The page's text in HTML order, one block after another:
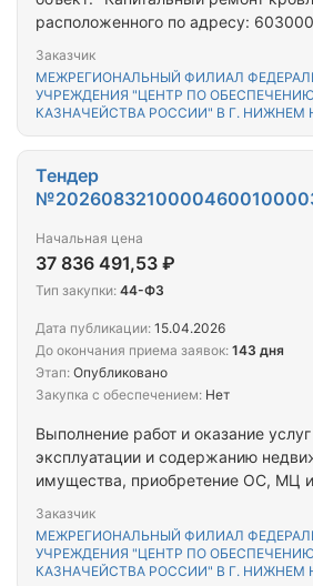
расположенного по адресу:
Грузинская, д. 22" (УФК НН)
Заказчик
МЕЖРЕГИОНАЛЬНЫЙ ФИЛИАЛ
УЧРЕЖДЕНИЯ "ЦЕНТР ПО
КАЗНАЧЕЙСТВА РОССИИ" В Г. НИЖНЕМ
Выполнение работ и оказание
эксплуатации и содержанию
имущества, приобретение ОС, МЦ
фельдъегерской связи, затраты на
помещений, затраты на услуги
документов архивного фонда,
Заказчик
МЕЖРЕГИОНАЛЬНЫЙ ФИЛИАЛ
УЧРЕЖДЕНИЯ "ЦЕНТР ПО
КАЗНАЧЕЙСТВА РОССИИ" В Г. НИЖНЕМ
Тендер
Начальная цена
37 836 491,53 ₽
Тип закупки: 44-ФЗ
Дата публикации: 15.04.2026
До окончания приема заявок: 143 дня
Этап: Опубликовано
Закупка с обеспечением: Нет